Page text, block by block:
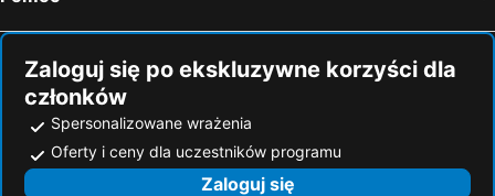
Zaloguj się po ekskluzywne korzyści dla
członków
Spersonalizowane wrażenia
Oferty i ceny dla uczestników programu
Zaloguj się